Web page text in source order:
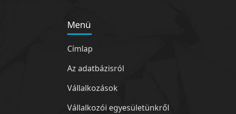
Menü
Címlap
Az adatbázisról
Vállalkozások
Vállalkozói egyesületünkről